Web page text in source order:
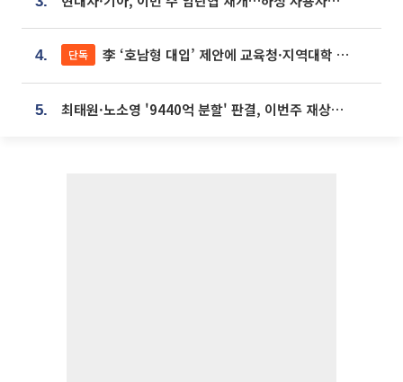
4. 단독 李 ‘호남형 대입’ 제안에 교육청·지역대학 서·논술형 입시 연계 '착수'
5. 최태원·노소영 '9440억 분할' 판결, 이번주 재상고 여부 주목